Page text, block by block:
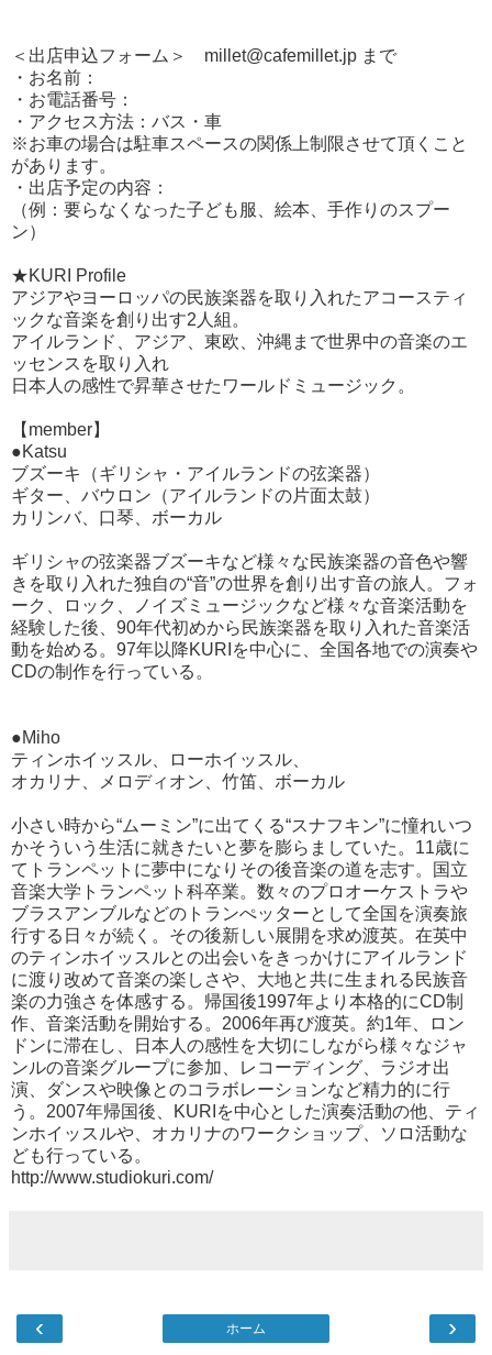
＜出店申込フォーム＞ millet@cafemillet.jp まで
・お名前：
・お電話番号：
・アクセス方法：バス・車
※お車の場合は駐車スペースの関係上制限させて頂くこと
があります。
・出店予定の内容：
（例：要らなくなった子ども服、絵本、手作りのスプー
ン）
★KURI Profile
アジアやヨーロッパの民族楽器を取り入れたアコースティ
ックな音楽を創り出す2人組。
アイルランド、アジア、東欧、沖縄まで世界中の音楽のエ
ッセンスを取り入れ
日本人の感性で昇華させたワールドミュージック。
【member】
●Katsu
ブズーキ（ギリシャ・アイルランドの弦楽器）
ギター、バウロン（アイルランドの片面太鼓）
カリンバ、口琴、ボーカル
ギリシャの弦楽器ブズーキなど様々な民族楽器の音色や響
きを取り入れた独自の“音”の世界を創り出す音の旅人。フォ
ーク、ロック、ノイズミュージックなど様々な音楽活動を
経験した後、90年代初めから民族楽器を取り入れた音楽活
動を始める。97年以降KURIを中心に、全国各地での演奏や
CDの制作を行っている。
●Miho
ティンホイッスル、ローホイッスル、
オカリナ、メロディオン、竹笛、ボーカル
小さい時から“ムーミン”に出てくる“スナフキン”に憧れいつ
かそういう生活に就きたいと夢を膨らましていた。11歳に
てトランペットに夢中になりその後音楽の道を志す。国立
音楽大学トランペット科卒業。数々のプロオーケストラや
ブラスアンブルなどのトランぺッターとして全国を演奏旅
行する日々が続く。その後新しい展開を求め渡英。在英中
のティンホイッスルとの出会いをきっかけにアイルランド
に渡り改めて音楽の楽しさや、大地と共に生まれる民族音
楽の力強さを体感する。帰国後1997年より本格的にCD制
作、音楽活動を開始する。2006年再び渡英。約1年、ロン
ドンに滞在し、日本人の感性を大切にしながら様々なジャ
ンルの音楽グループに参加、レコーディング、ラジオ出
演、ダンスや映像とのコラボレーションなど精力的に行
う。2007年帰国後、KURIを中心とした演奏活動の他、ティ
ンホイッスルや、オカリナのワークショップ、ソロ活動な
ども行っている。
http://www.studiokuri.com/
‹ ›
ホーム